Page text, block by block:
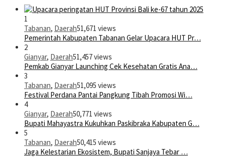
1
Tabanan, Daerah51,671 views
Pemerintah Kabupaten Tabanan Gelar Upacara HUT Pr…
2
Gianyar, Daerah51,457 views
Pemkab Gianyar Launching Cek Kesehatan Gratis Ana…
3
Tabanan, Daerah51,095 views
Festival Perdana Pantai Pangkung Tibah Promosi Wi…
4
Gianyar, Daerah50,771 views
Bupati Mahayastra Kukuhkan Paskibraka Kabupaten G…
5
Tabanan, Daerah50,415 views
Jaga Kelestarian Ekosistem, Bupati Sanjaya Tebar …